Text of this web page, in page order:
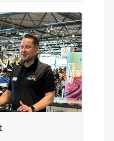
16T Ritzel
S Riserbar